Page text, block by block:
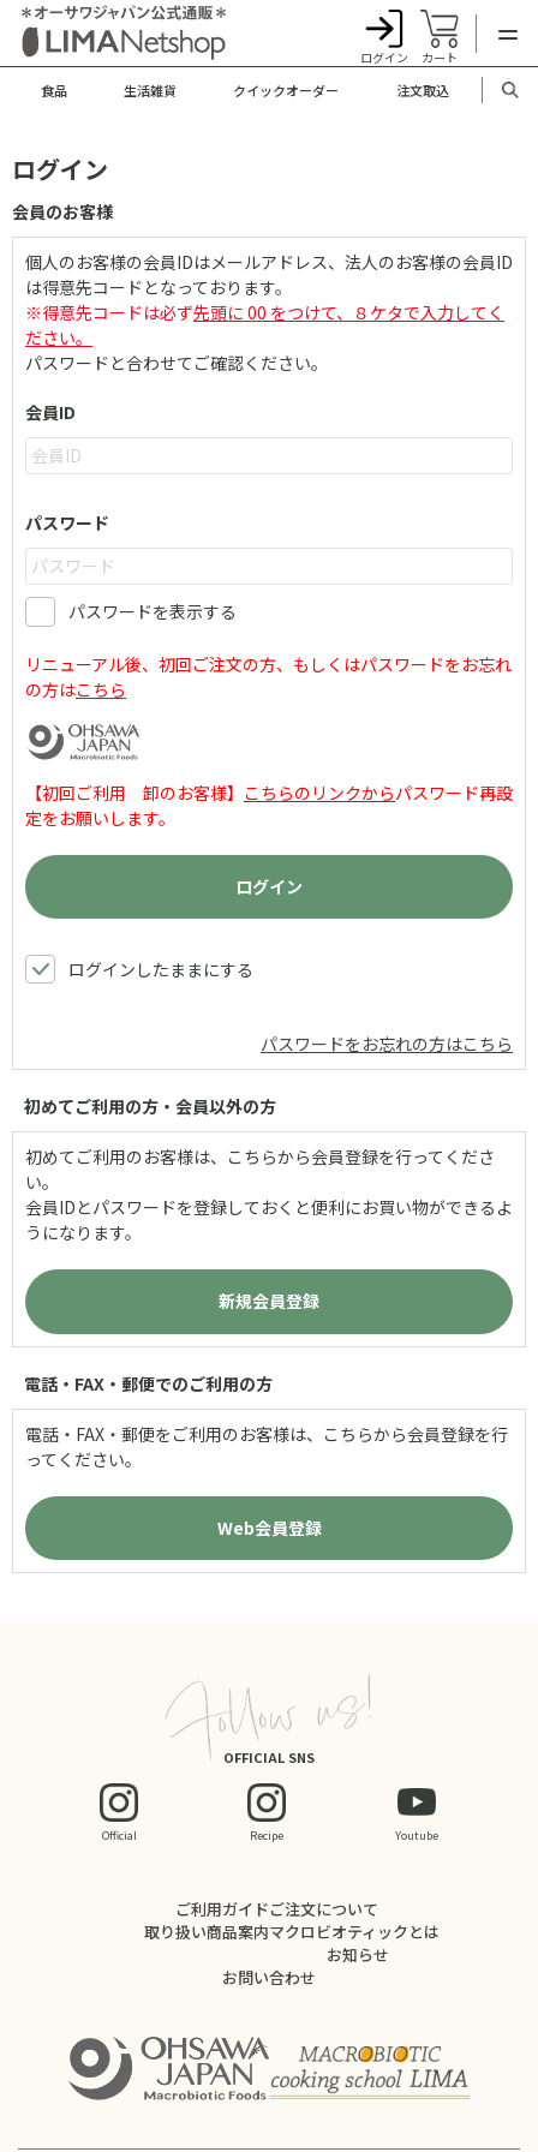
ログイン カート
食品 生活雑貨 クイックオーダー 注文取込
ログイン
会員のお客様
個人のお客様の会員IDはメールアドレス、法人のお客様の会員ID
は得意先コードとなっております。
※得意先コードは必ず先頭に 00 をつけて、８ケタで入力してく
ださい。
パスワードと合わせてご確認ください。
会員ID
パスワード
パスワードを表示する
リニューアル後、初回ご注文の方、もしくはパスワードをお忘れ
の方はこちら
【初回ご利用 卸のお客様】 こちらのリンクからパスワード再設
定をお願いします。
ログインしたままにする
パスワードをお忘れの方はこちら
初めてご利用の方・会員以外の方
初めてご利用のお客様は、こちらから会員登録を行ってくださ
い。
会員IDとパスワードを登録しておくと便利にお買い物ができるよ
うになります。
電話・FAX・郵便でのご利用の方
電話・FAX・郵便をご利用のお客様は、こちらから会員登録を行
ってください。
OFFICIAL SNS
Official Recipe Youtube
ご利用ガイドご注文について
取り扱い商品案内マクロビオティックとは
お知らせ
お問い合わせ